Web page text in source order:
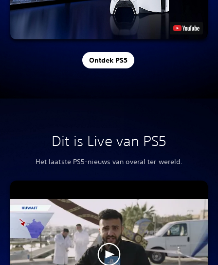
Ontdek PS5
Dit is Live van PS5
Het laatste PS5-nieuws van overal ter wereld.